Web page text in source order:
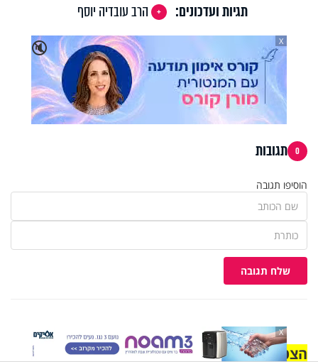
תגיות ועדכונים:
הרב עובדיה יוסף
🔇
X
0 תגובות
הוסיפו תגובה
שלח תגובה
הצטרפו לקבוצת הוואטסאפ לקראת ZOOM
X